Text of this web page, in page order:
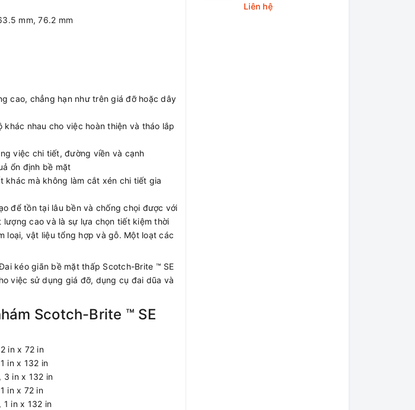
mm, 76.2 mm
cao, chẳng hạn như trên giá đỡ hoặc dây
nhau cho việc hoàn thiện và tháo lắp
việc chi tiết, đường viền và cạnh
ổn định bề mặt
mà không làm cắt xén chi tiết gia
để tồn tại lâu bền và chống chọi được với
cao và là sự lựa chọn tiết kiệm thời
loại, vật liệu tổng hợp và gỗ. Một loạt các
kéo giãn bề mặt thấp Scotch-Brite ™ SE
việc sử dụng giá đỡ, dụng cụ đai dũa và
Scotch-Brite ™ SE
in x 72 in
in x 132 in
3 in x 132 in
in x 72 in
1 in x 132 in
Bars)
Liên hệ